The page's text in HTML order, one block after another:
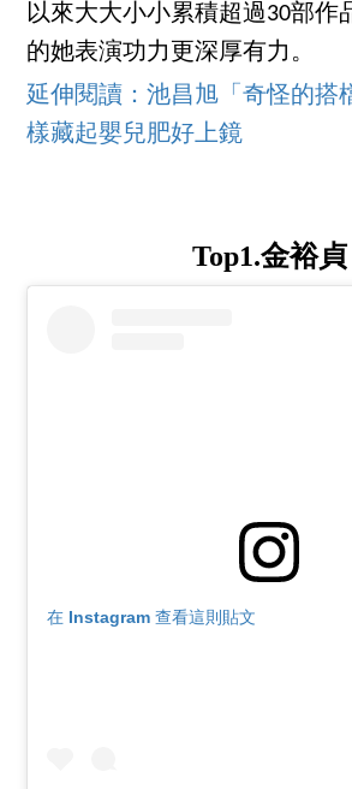
以來大大小小累積超過30部作
的她表演功力更深厚有力。
延伸閱讀：池昌旭「奇怪的搭
樣藏起嬰兒肥好上鏡
Top1.金裕貞
在 Instagram 查看這則貼文